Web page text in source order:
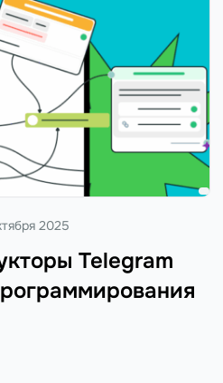
Telegram
2025